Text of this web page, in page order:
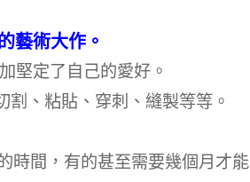
藝術大作。
堅定了自己的愛好。
、粘貼、穿刺、縫製等等。
時間，有的甚至需要幾個月才能